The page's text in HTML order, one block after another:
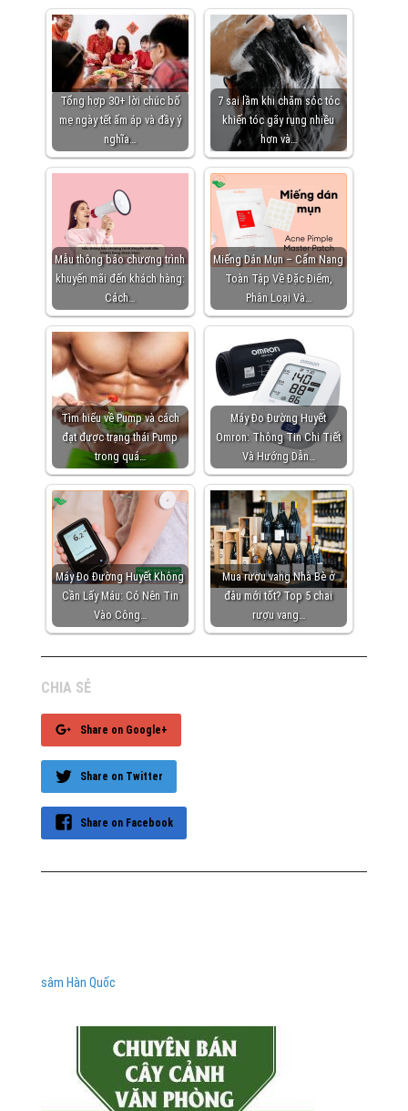
Tổng hợp 30+ lời chúc bố
mẹ ngày tết ấm áp và đầy ý
nghĩa…
7 sai lầm khi chăm sóc tóc
khiến tóc gãy rụng nhiều
hơn và…
Mẫu thông báo chương trình
khuyến mãi đến khách hàng:
Cách…
Miếng Dán Mụn – Cẩm Nang
Toàn Tập Về Đặc Điểm,
Phân Loại Và…
Tìm hiểu về Pump và cách
đạt được trạng thái Pump
trong quá…
Máy Đo Đường Huyết
Omron: Thông Tin Chi Tiết
Và Hướng Dẫn…
Máy Đo Đường Huyết Không
Cần Lấy Máu: Có Nên Tin
Vào Công…
Mua rượu vang Nhà Bè ở
đâu mới tốt? Top 5 chai
rượu vang…
CHIA SẺ
Share on Google+
Share on Twitter
Share on Facebook
sâm Hàn Quốc